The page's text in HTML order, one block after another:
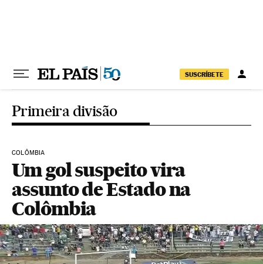
SUSCRÍBETE
Primeira divisão
COLÔMBIA
Um gol suspeito vira
assunto de Estado na
Colômbia